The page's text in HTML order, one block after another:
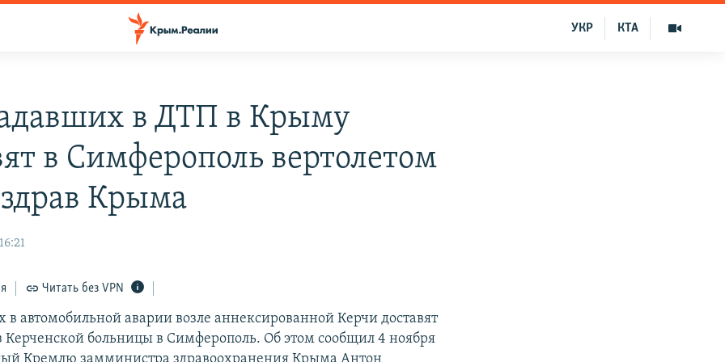
КТА
УКР
в ДТП в Крыму
в Симферополь вертолетом
Крыма
Читать без VPN
в автомобильной аварии возле аннексированной Керчи доставят
Керченской больницы в Симферополь. Об этом сообщил 4 ноября